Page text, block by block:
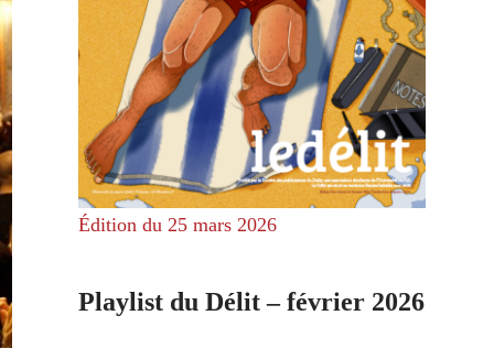
Édition du 25 mars 2026
Playlist du Délit – février 2026